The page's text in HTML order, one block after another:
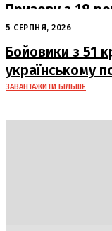
Призову з 18
офіційна
5 СЕРПНЯ, 2026
Бойовики з 51
українському
ЗАВАНТАЖИТИ БІЛЬШЕ